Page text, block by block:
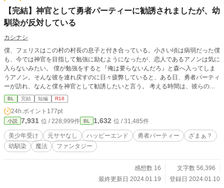
【完結】神官として勇者パーティーに勧誘されましたが、幼
馴染が反対している
カシナシ
僕、フェリスはこの村の村長の息子と付き合っている。小さい頃は病弱だった僕
も、今では神官を目指して勉強に励むようになったが、恋人であるアノンは気に
入らないみたい。 僕が勉強をすると『俺は要らないんだろ』と森へ入ってしま
うアノン。そんな彼を連れ戻すのに日々疲弊していると、ある日、勇者パーティ
ーが訪れ、なんと僕を神官として勧誘したいと言う。 考える時間は、彼らの滞
在する、たったの三日間。 アノンは怒り、村中が反対をして――――。 神官を
目指す村の子（美少年受け）。 ざまぁと言うより自業自得？ 本編三万文字くら
い。12話で完結。 番外編二万文字くらい。だいぶコメディ寄り。 サクッとお読
みいただけると思います。 ※女性向けHotランキング最高17位、いただきまし
た！本作を読んで頂きありがとうございます。
BL 完結 短編 R18
24h.ポイント 177pt
小説 7,931 位 / 228,999件 BL 1,632 位 / 31,485件
美少年受け 元サヤなし ハッピーエンド 勇者パーティー
ざまぁ？
幼馴染
魔法 ファンタジー
感想数 16
文字数 56,396
最終更新日 2024.01.19
登録日 2024.01.10